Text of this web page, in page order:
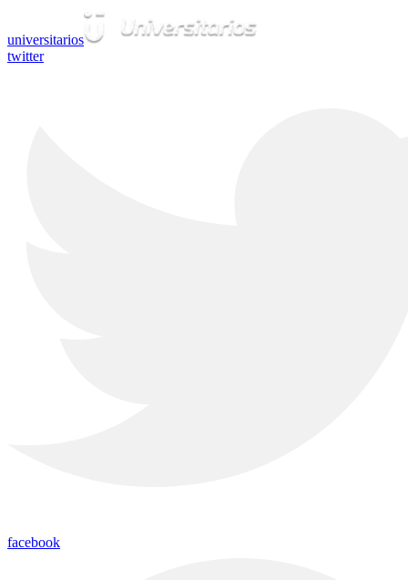
universitarios
twitter
facebook